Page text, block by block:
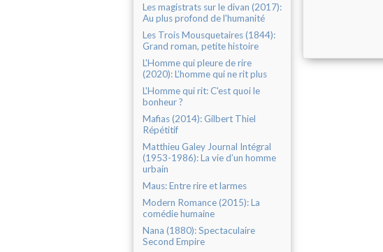
Les magistrats sur le divan (2017):
Au plus profond de l'humanité
Les Trois Mousquetaires (1844):
Grand roman, petite histoire
L'Homme qui pleure de rire
(2020): L’homme qui ne rit plus
L'Homme qui rit: C'est quoi le
bonheur ?
Mafias (2014): Gilbert Thiel
Répétitif
Matthieu Galey Journal Intégral
(1953-1986): La vie d’un homme
urbain
Maus: Entre rire et larmes
Modern Romance (2015): La
comédie humaine
Nana (1880): Spectaculaire
Second Empire